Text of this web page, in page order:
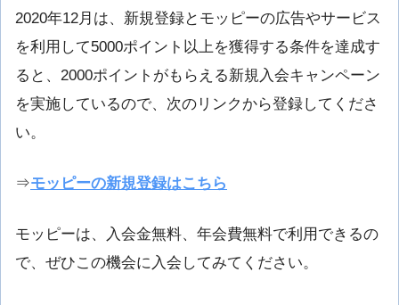
2020年12月は、新規登録とモッピーの広告やサービス
を利用して5000ポイント以上を獲得する条件を達成す
ると、2000ポイントがもらえる新規入会キャンペーン
を実施しているので、次のリンクから登録してくださ
い。
⇒モッピーの新規登録はこちら
モッピーは、入会金無料、年会費無料で利用できるの
で、ぜひこの機会に入会してみてください。